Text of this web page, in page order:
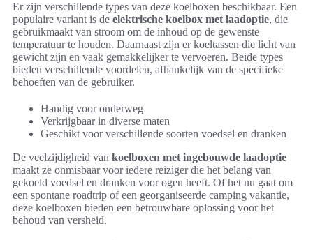
Er zijn verschillende types van deze koelboxen beschikbaar. Een
populaire variant is de elektrische koelbox met laadoptie, die
gebruikmaakt van stroom om de inhoud op de gewenste
temperatuur te houden. Daarnaast zijn er koeltassen die licht van
gewicht zijn en vaak gemakkelijker te vervoeren. Beide types
bieden verschillende voordelen, afhankelijk van de specifieke
behoeften van de gebruiker.
Handig voor onderweg
Verkrijgbaar in diverse maten
Geschikt voor verschillende soorten voedsel en dranken
De veelzijdigheid van koelboxen met ingebouwde laadoptie
maakt ze onmisbaar voor iedere reiziger die het belang van
gekoeld voedsel en dranken voor ogen heeft. Of het nu gaat om
een spontane roadtrip of een georganiseerde camping vakantie,
deze koelboxen bieden een betrouwbare oplossing voor het
behoud van versheid.